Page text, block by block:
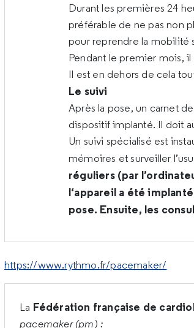
Durant les premières 24
préférable de ne pas non
pour reprendre la mobilité
Pendant le premier mois,
Il est en dehors de cela
Le suivi
Après la pose, un carnet
dispositif implanté. Il doit
Un suivi spécialisé est
mémoires et surveiller
réguliers (par
l‘appareil a été
pose. Ensuite, les
https://www.rythmo.fr/pacemaker/
La Fédération française de
pacemaker (pm) :